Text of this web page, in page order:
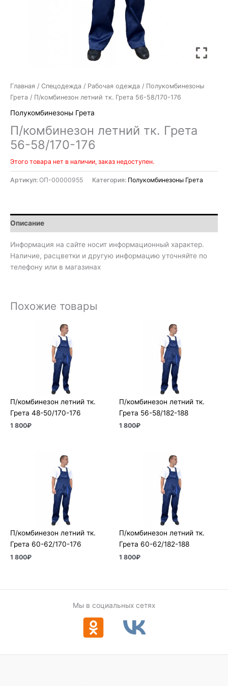
Главная / Спецодежда / Рабочая одежда / Полукомбинезоны
Грета / П/комбинезон летний тк. Грета 56-58/170-176
Полукомбинезоны Грета
П/комбинезон летний тк. Грета
56-58/170-176
Этого товара нет в наличии, заказ недоступен.
Артикул: ОП-00000955 Категория: Полукомбинезоны Грета
Описание
Информация на сайте носит информационный характер.
Наличие, расцветки и другую информацию уточняйте по
телефону или в магазинах
Похожие товары
П/комбинезон летний тк.
Грета 48-50/170-176
1 800₽
П/комбинезон летний тк.
Грета 56-58/182-188
1 800₽
П/комбинезон летний тк.
Грета 60-62/170-176
1 800₽
П/комбинезон летний тк.
Грета 60-62/182-188
1 800₽
Мы в социальных сетях